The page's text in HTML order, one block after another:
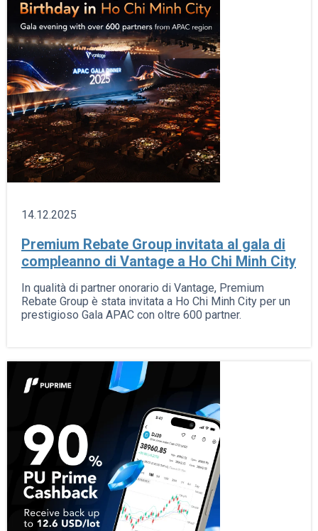
14.12.2025
Premium Rebate Group invitata al gala di
compleanno di Vantage a Ho Chi Minh City
In qualità di partner onorario di Vantage, Premium
Rebate Group è stata invitata a Ho Chi Minh City per un
prestigioso Gala APAC con oltre 600 partner.